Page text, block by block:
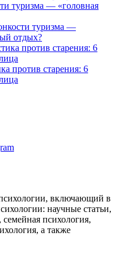
туризма — «головная
туризма —
отдых?
против старения: 6
против старения: 6
включающий в
научные статьи,
психология,
а также